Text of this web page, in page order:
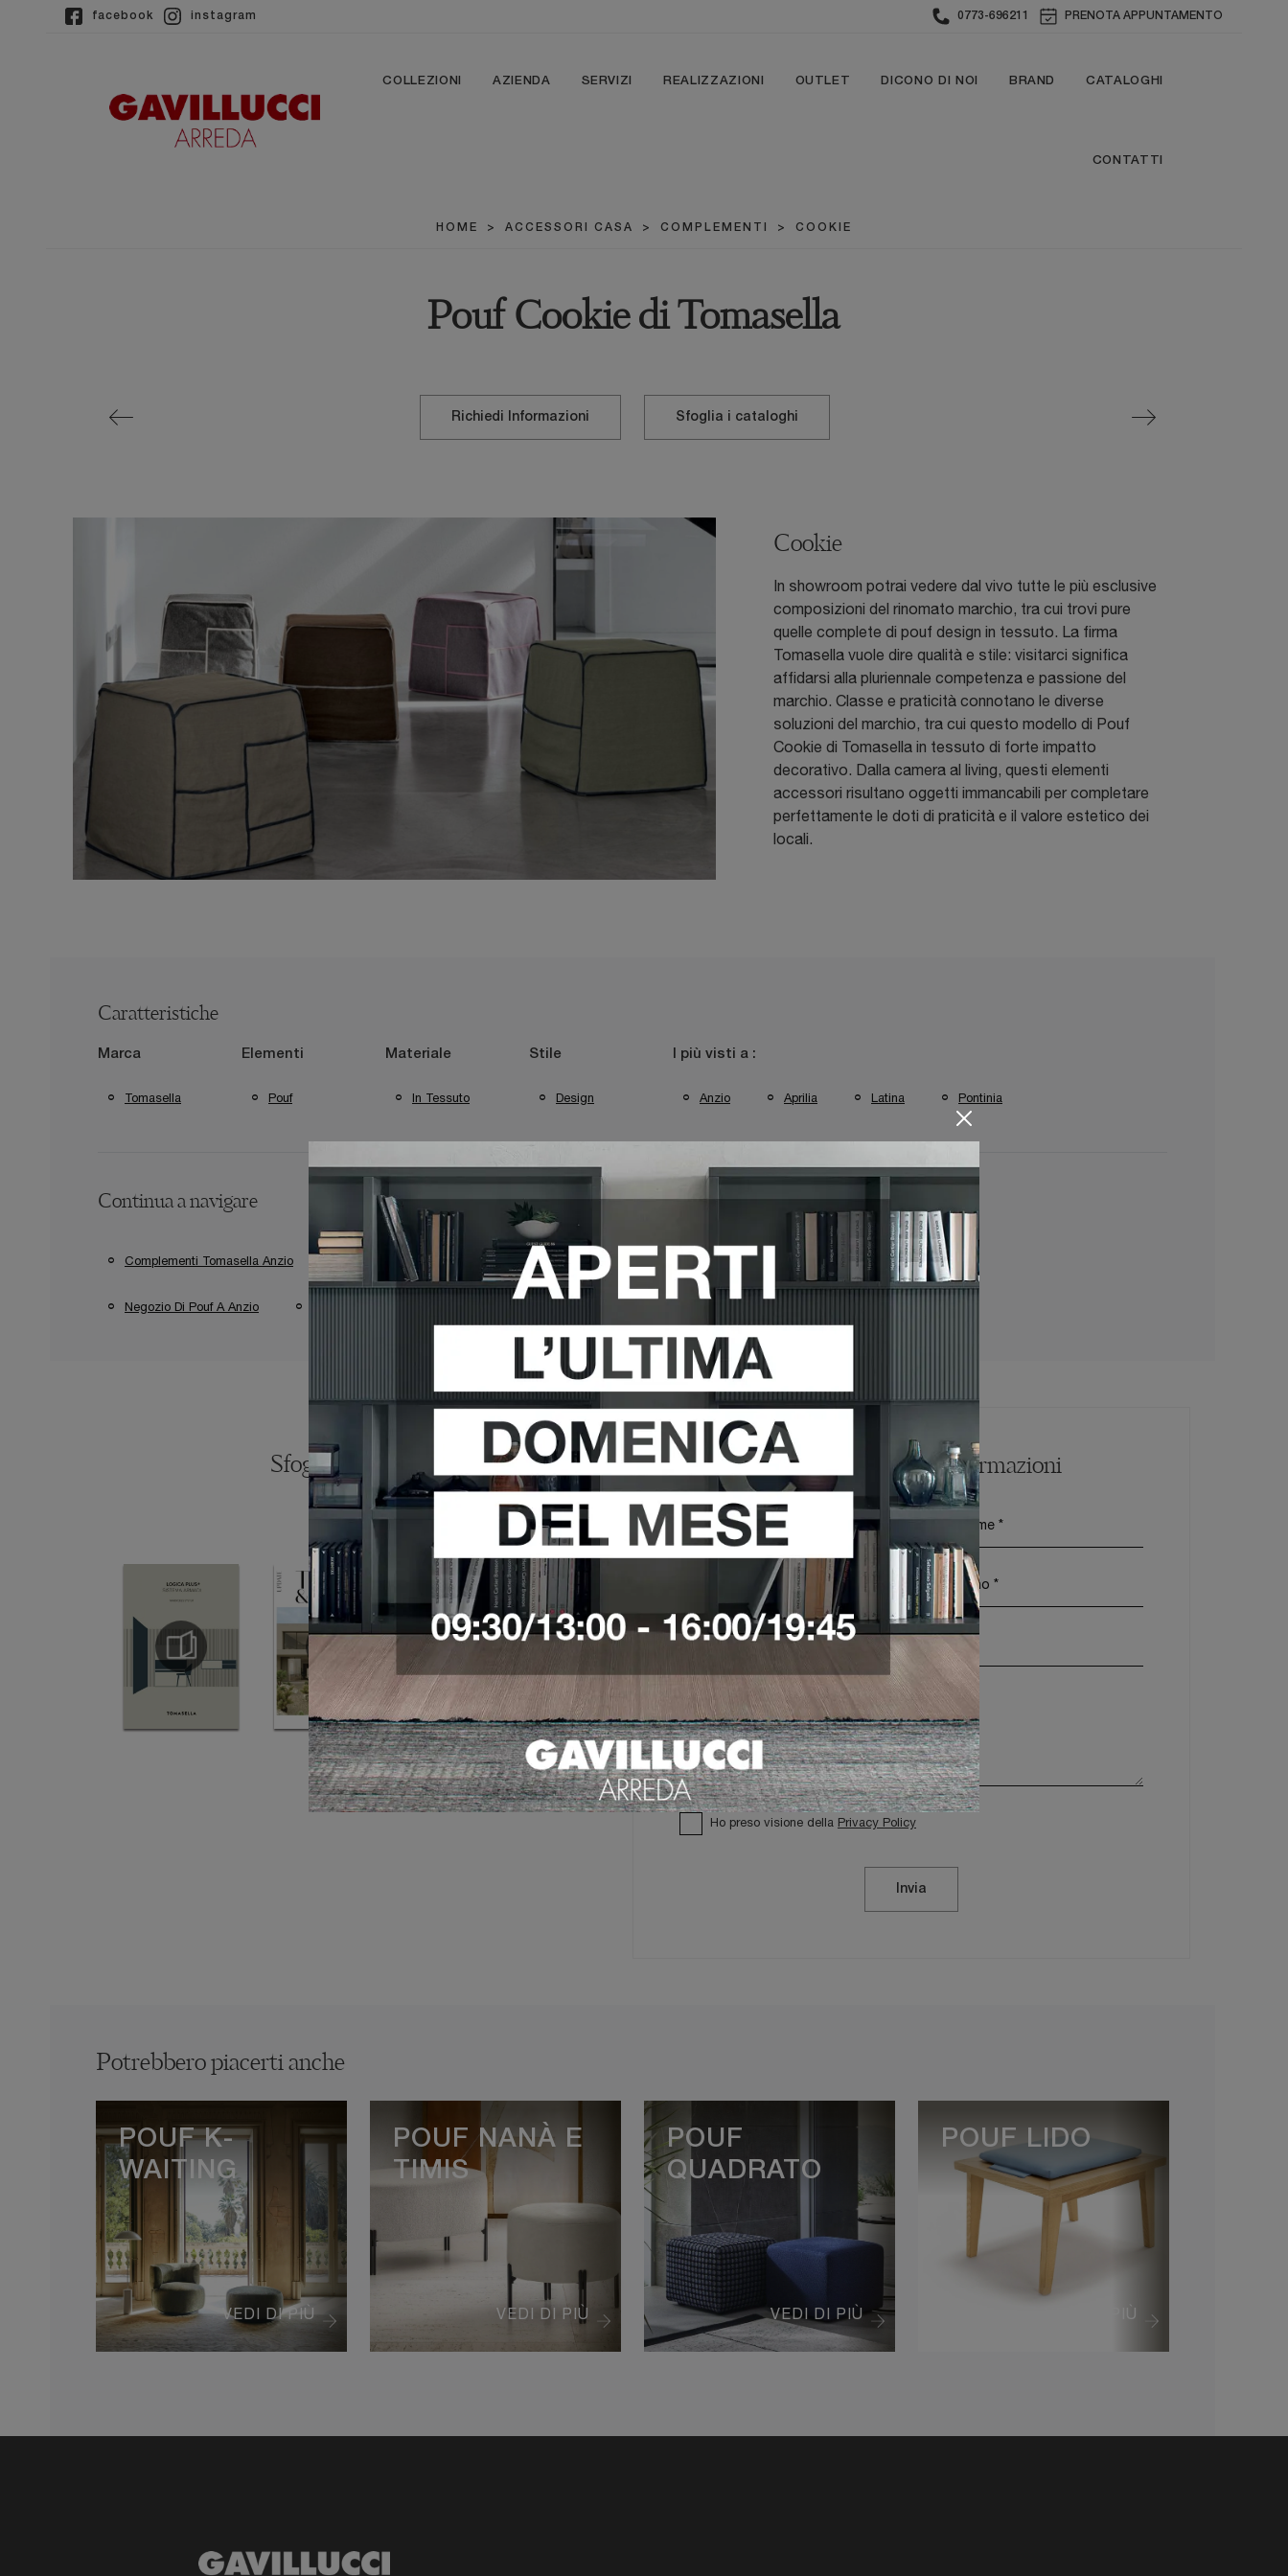
facebook instagram 0773-696211 PRENOTA APPUNTAMENTO
COLLEZIONI AZIENDA SERVIZI REALIZZAZIONI OUTLET DICONO DI NOI BRAND CATALOGHI
CONTATTI
HOME > ACCESSORI CASA > COMPLEMENTI > COOKIE
Pouf Cookie di Tomasella
Richiedi Informazioni Sfoglia i cataloghi
Cookie
In showroom potrai vedere dal vivo tutte le più esclusive
composizioni del rinomato marchio, tra cui trovi pure
quelle complete di pouf design in tessuto. La firma
Tomasella vuole dire qualità e stile: visitarci significa
affidarsi alla pluriennale competenza e passione del
marchio. Classe e praticità connotano le diverse
soluzioni del marchio, tra cui questo modello di Pouf
Cookie di Tomasella in tessuto di forte impatto
decorativo. Dalla camera al living, questi elementi
accessori risultano oggetti immancabili per completare
perfettamente le doti di praticità e il valore estetico dei
locali.
Caratteristiche
Marca
Tomasella
Elementi
Pouf
Materiale
In Tessuto
Stile
Design
I più visti a :
Anzio Aprilia Latina Pontinia
Continua a navigare
Complementi Tomasella Anzio Complementi Tomasella Aprilia Complementi Tomasella Latina Complementi Tomasella Pontinia
Negozio Di Pouf A Anzio
Sfoglia i cataloghi Richiedi Maggiori Informazioni
Ho preso visione della Privacy Policy
Invia
Potrebbero piacerti anche
VEDI DI PIÙ
POUF K-
WAITING
VEDI DI PIÙ
POUF NANÀ E
TIMIS
VEDI DI PIÙ
POUF
QUADRATO
VEDI DI PIÙ
POUF LIDO